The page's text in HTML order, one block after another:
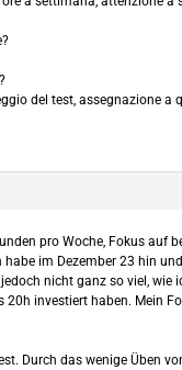
del test, assegnazione a
pro Woche, Fokus auf
im Dezember 23 hin
nicht ganz so viel,
investiert haben. Mein
Durch das wenige